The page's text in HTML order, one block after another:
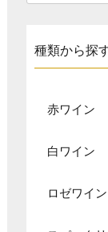
種類から探
赤ワイン
白ワイン
ロゼワイン